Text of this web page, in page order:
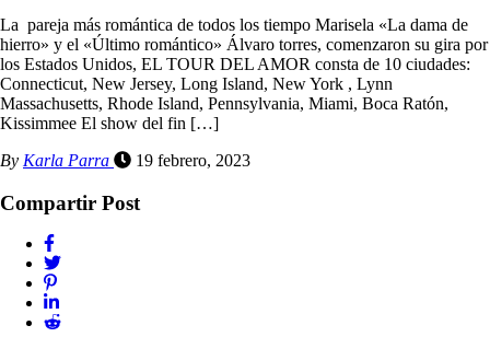
La pareja más romántica de todos los tiempo Marisela «La dama de
hierro» y el «Último romántico» Álvaro torres, comenzaron su gira por
los Estados Unidos, EL TOUR DEL AMOR consta de 10 ciudades:
Connecticut, New Jersey, Long Island, New York , Lynn
Massachusetts, Rhode Island, Pennsylvania, Miami, Boca Ratón,
Kissimmee El show del fin […]
By Karla Parra 19 febrero, 2023
Compartir Post